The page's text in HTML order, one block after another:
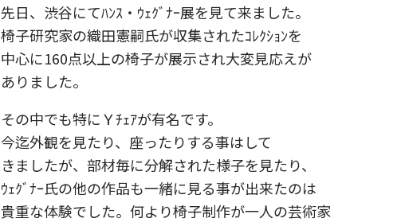
先日、渋谷にてﾊﾝｽ・ｳｪｸﾞﾅｰ展を見て来ました。
椅子研究家の織田憲嗣氏が収集されたｺﾚｸｼｮﾝを
中心に160点以上の椅子が展示され大変見応えが
ありました。
その中でも特にＹﾁｪｱが有名です。
今迄外観を見たり、座ったりする事はして
きましたが、部材毎に分解された様子を見たり、
ｳｪｸﾞﾅｰ氏の他の作品も一緒に見る事が出来たのは
貴重な体験でした。何より椅子制作が一人の芸術家